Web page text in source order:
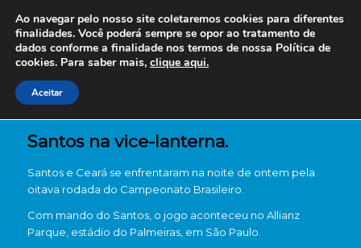
Santos na vice-lanterna.
Santos e Ceará se enfrentaram na noite de ontem pela
oitava rodada do Campeonato Brasileiro.
Com mando do Santos, o jogo aconteceu no Allianz
Parque, estádio do Palmeiras, em São Paulo.
Ao navegar pelo nosso site coletaremos cookies para diferentes
finalidades. Você poderá sempre se opor ao tratamento de
dados conforme a finalidade nos termos de nossa Política de
cookies. Para saber mais, clique aqui.
Aceitar